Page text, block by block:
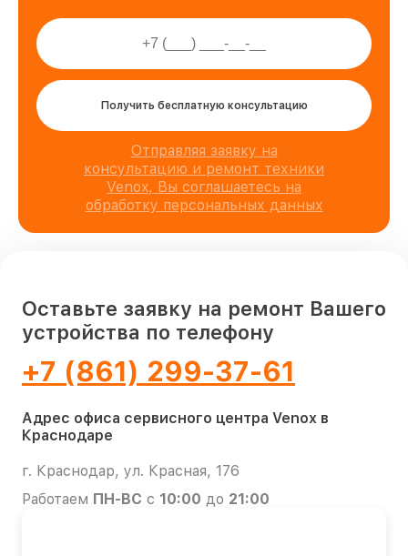
Получить бесплатную консультацию
Отправляя заявку на
консультацию и ремонт техники
Venox, Вы соглашаетесь на
обработку персональных данных
Оставьте заявку на ремонт Вашего
устройства по телефону
+7 (861) 299-37-61
Адрес офиса сервисного центра Venox в
Краснодаре
г. Краснодар, ул. Красная, 176
Работаем ПН-ВС с 10:00 до 21:00